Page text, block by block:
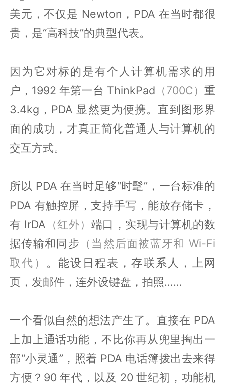
美元，不仅是 Newton，PDA 在当时都很
贵，是“高科技”的典型代表。
因为它对标的是有个人计算机需求的用
户，1992 年第一台 ThinkPad （700C） 重
3.4kg，PDA 显然更为便携。直到图形界
面的成功，才真正简化普通人与计算机的
交互方式。
所以 PDA 在当时足够“时髦”，一台标准的
PDA 有触控屏，支持手写，能放存储卡，
有 IrDA （红外） 端口，实现与计算机的数
据传输和同步 （当然后面被蓝牙和 Wi-Fi
取代） 。能设日程表，存联系人，上网
页，发邮件，连外设键盘，拍照……
一个看似自然的想法产生了。直接在 PDA
上加上通话功能，不比你再从兜里掏出一
部“小灵通”，照着 PDA 电话簿拨出去来得
方便？90 年代，以及 20 世纪初，功能机